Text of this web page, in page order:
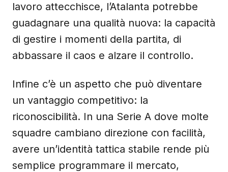
lavoro attecchisce, l’Atalanta potrebbe
guadagnare una qualità nuova: la capacità
di gestire i momenti della partita, di
abbassare il caos e alzare il controllo.
Infine c’è un aspetto che può diventare
un vantaggio competitivo: la
riconoscibilità. In una Serie A dove molte
squadre cambiano direzione con facilità,
avere un’identità tattica stabile rende più
semplice programmare il mercato,